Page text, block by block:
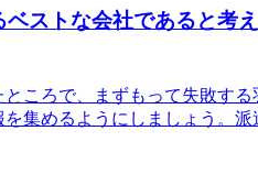
ストな会社であると考
ころで、まずもって失敗す
集めるようにしましょう。